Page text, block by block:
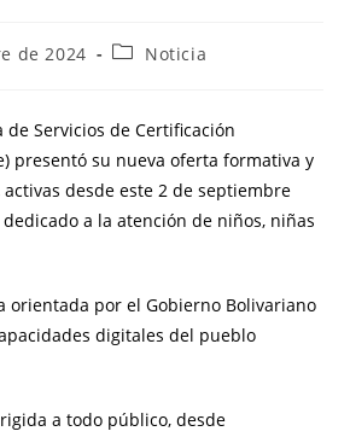
de 2024 Noticia
Servicios de Certificación
presentó su nueva oferta formativa y
desde este 2 de septiembre
a la atención de niños, niñas
orientada por el Gobierno Bolivariano
digitales del pueblo
a todo público, desde